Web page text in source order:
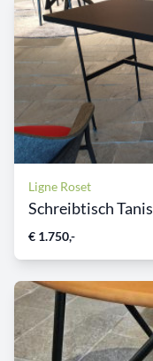
Ligne Roset
Schreibtisch Tanis
€ 1.750,-